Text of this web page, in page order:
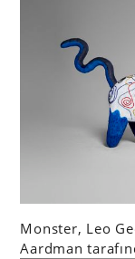
Monster, Leo
Aardman